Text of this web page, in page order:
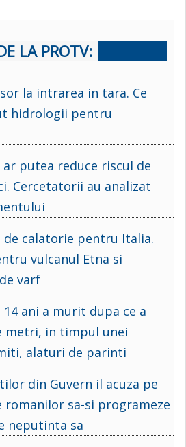
LA PROTV:
la intrarea in tara. Ce
hidrologii pentru
putea reduce riscul de
Cercetatorii au analizat
de calatorie pentru Italia.
vulcanul Etna si
varf
14 ani a murit dupa ce a
metri, in timpul unei
alaturi de parinti
din Guvern il acuza pe
romanilor sa-si programeze
neputinta sa